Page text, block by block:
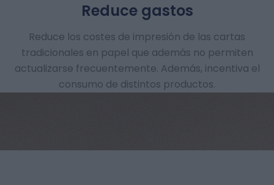
Reduce los costes de impresión de las cartas
tradicionales en papel que además no permiten
actualizarse frecuentemente. Además, incentiva el
consumo de distintos productos.
Reduce gastos